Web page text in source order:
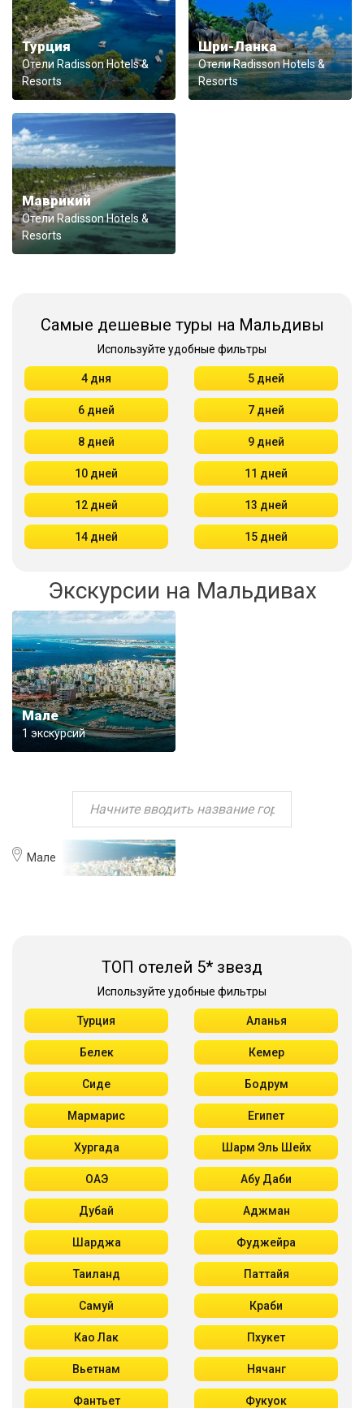
Турция
Отели Radisson Hotels &
Resorts
Шри-Ланка
Отели Radisson Hotels &
Resorts
Маврикий
Отели Radisson Hotels &
Resorts
Самые дешевые туры на Мальдивы
Используйте удобные фильтры
4 дня 5 дней
6 дней 7 дней
8 дней 9 дней
10 дней 11 дней
12 дней 13 дней
14 дней 15 дней
Экскурсии на Мальдивах
Мале
1 экскурсий
Мале
ТОП отелей 5* звезд
Используйте удобные фильтры
Турция Аланья
Белек Кемер
Сиде Бодрум
Мармарис Египет
Хургада Шарм Эль Шейх
ОАЭ Абу Даби
Дубай Аджман
Шарджа Фуджейра
Таиланд Паттайя
Самуй Краби
Као Лак Пхукет
Вьетнам Нячанг
Фантьет Фукуок